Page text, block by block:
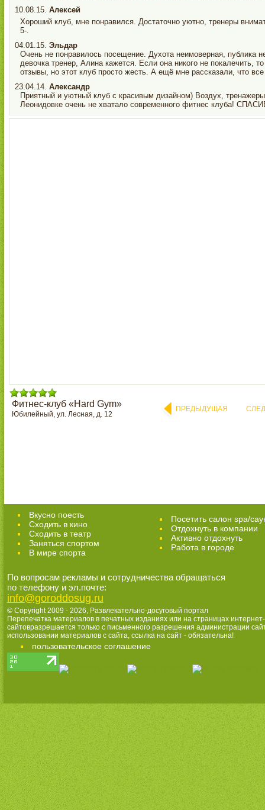
10.08.15. Алексей
Хороший клуб, мне понравился. Достаточно уютно, тренеры
5-.
04.01.15. Эльдар
Очень не понравилось посещение. Духота неимоверная, публика
девочка тренер, Алина кажется. Если она никого не покалечить,
отзывы, но этот клуб просто жесть. А ещё мне рассказали, что
23.04.14. Александр
Приятный и уютный клуб с красивым дизайном) Воздух,
Леонидовке очень не хватало современного фитнес клуба!
Фитнес-клуб «Hard Gym»
Юбилейный, ул. Лесная, д. 12
ПРЕДЫДУЩАЯ
Вкусно поесть
Сходить в кино
Cходить в театр
Заняться спортом
В мире спорта
Посетить салон spa/
Отдохнуть в компании
Активно отдохнуть
Работа в городе
По вопросам рекламы и сотрудничества обращаться
по телефону и эл.почте:
info@goroddosug.ru
© Copyright 2009 - 2026, Развлекательно-досуговый портал
Перепечатка материалов в печатных изданиях или на страницах интернет-
сайтовразрешается только с письменного разрешения администрации
использовании материалов с сайта, ссылка на сайт - обязательна!
пользовательское соглашение